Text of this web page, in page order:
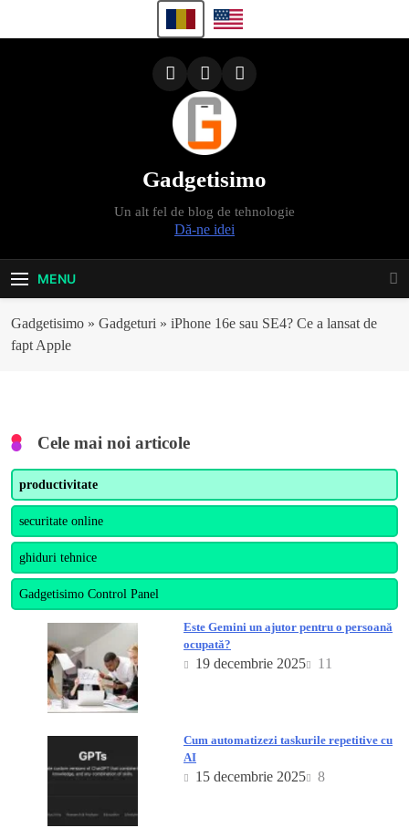
Gadgetisimo
Un alt fel de blog de tehnologie
Dă-ne idei
MENU
Gadgetisimo » Gadgeturi » iPhone 16e sau SE4? Ce a lansat de
fapt Apple
Cele mai noi articole
productivitate
securitate online
ghiduri tehnice
Gadgetisimo Control Panel
Este Gemini un ajutor pentru o persoană
ocupată?
19 decembrie 2025 11
Cum automatizezi taskurile repetitive cu
AI
15 decembrie 2025 8